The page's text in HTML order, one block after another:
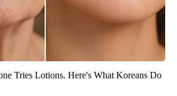
Tries Lotions. Here's What Koreans Do